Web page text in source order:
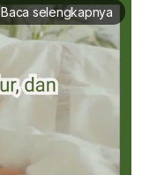
Baca selengkapnya